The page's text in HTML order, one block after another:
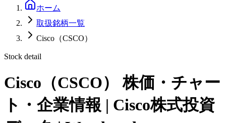
ホーム
取扱銘柄一覧
Cisco（CSCO）
Stock detail
Cisco（CSCO）
株価・チャー
ト・企業情報 | Cisco株式投資